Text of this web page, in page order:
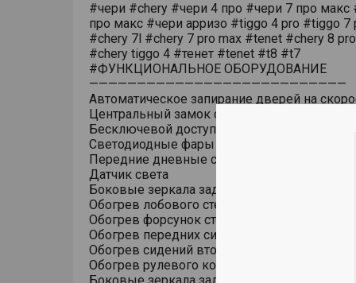
#чери #chery #чери 4 про #чери 7 про макс
про макс #чери арризо #tiggo 4 pro #tiggo 7
#chery 7l #chery 7 pro max #tenet #chery 8
#chery tiggo 4 #тенет #tenet #t8 #t7
#ФУНКЦИОНАЛЬНОЕ ОБОРУДОВАНИЕ
———————————————————————————
Автоматическое запирание дверей на
Центральный замок с дистанционным
Бесключевой доступ (ключ в кармане)
Светодиодные фары основного света
Передние дневные светодиодные ходовые
Датчик света
Боковые зеркала заднего вида с обогревом
Обогрев лобового стекла
Обогрев форсунок стеклоомывателя
Обогрев передних сидений
Обогрев сидений второго ряда
Обогрев рулевого колеса